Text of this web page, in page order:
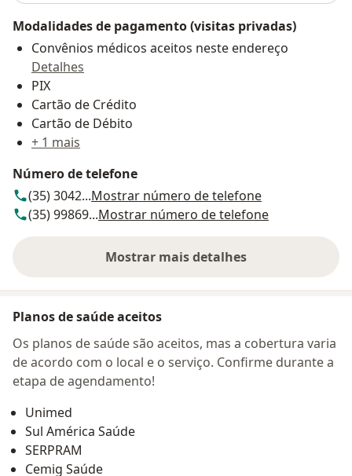
Modalidades de pagamento (visitas privadas)
Convênios médicos aceitos neste endereço
Detalhes
PIX
Cartão de Crédito
Cartão de Débito
+ 1 mais
Número de telefone
(35) 3042...Mostrar número de telefone
(35) 99869...Mostrar número de telefone
Mostrar mais detalhes
sobre o endereço
Planos de saúde aceitos
Os planos de saúde são aceitos, mas a cobertura varia
de acordo com o local e o serviço. Confirme durante a
etapa de agendamento!
Unimed
Sul América Saúde
SERPRAM
Cemig Saúde